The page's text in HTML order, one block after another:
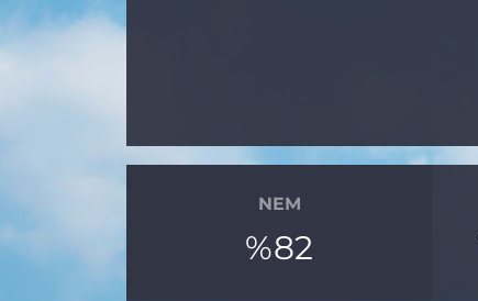
NEM
%82
MAGAZİN